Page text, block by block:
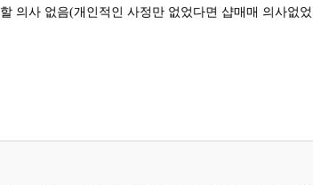
의사 없음(개인적인 사정만 없었다면 샵매매 의사없